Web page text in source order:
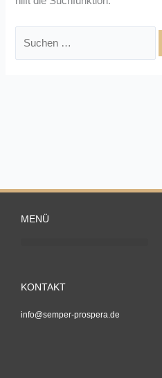
MENÜ
KONTAKT
info@semper-prospera.de